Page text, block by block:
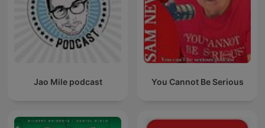
Jao Mile podcast You Cannot Be Serious